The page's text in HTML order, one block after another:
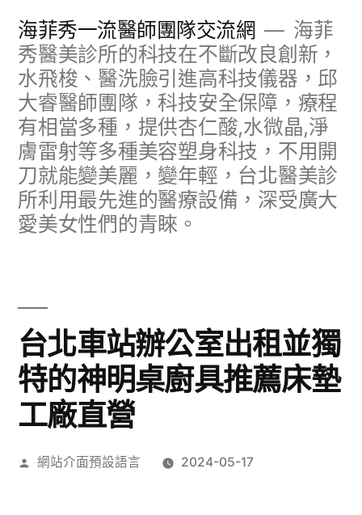
海菲秀一流醫師團隊交流網
海菲
秀醫美診所的科技在不斷改良創新，
水飛梭、醫洗臉引進高科技儀器，邱
大睿醫師團隊，科技安全保障，療程
有相當多種，提供杏仁酸,水微晶,淨
膚雷射等多種美容塑身科技，不用開
刀就能變美麗，變年輕，台北醫美診
所利用最先進的醫療設備，深受廣大
愛美女性們的青睞。
台北車站辦公室出租並獨
特的神明桌廚具推薦床墊
工廠直營
作
網站介面預設語言 2024-05-17